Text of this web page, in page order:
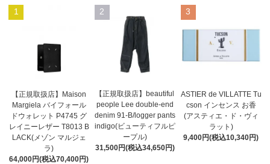
1
【正規取扱店】Maison
Margiela バイフォール
ドウォレット P4745 グ
レイニーレザー T8013 B
LACK(メゾン マルジェ
ラ)
64,000円(税込70,400円)
2
【正規取扱店】beautiful
people Lee double-end
denim 91-B/logger pants
indigo(ビューティフルピ
ープル)
31,500円(税込34,650円)
3
ASTIER de VILLATTE Tu
cson インセンス お香
(アスティエ・ド・ヴィ
ラット)
9,400円(税込10,340円)